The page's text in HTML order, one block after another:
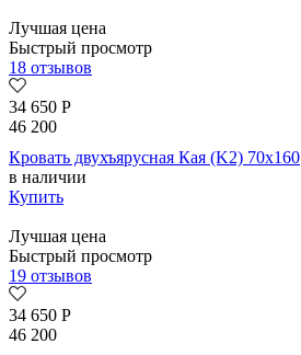
Лучшая цена
Быстрый просмотр
18 отзывов
34 650 Р
46 200
Кровать двухъярусная Кая (K2) 70х160
в наличии
Купить
Лучшая цена
Быстрый просмотр
19 отзывов
34 650 Р
46 200